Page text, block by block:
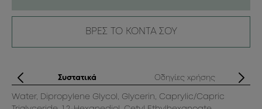
ΒΡΕΣ ΤΟ ΚΟΝΤΑ ΣΟΥ
Συστατικά Οδηγίες χρήσης
Water, Dipropylene Glycol, Glycerin, Caprylic/Capric